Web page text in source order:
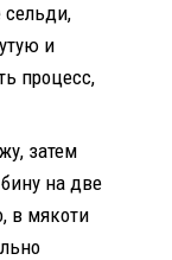
сельди,
и
процесс,
затем
на две
в мякоти